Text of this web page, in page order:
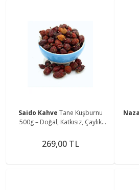
Saido Kahve Tane Kuşburnu
500g – Doğal, Katkısız, Çaylık
269,00 TL